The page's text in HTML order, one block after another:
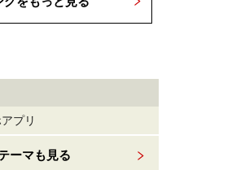
プリ
ーマも見る